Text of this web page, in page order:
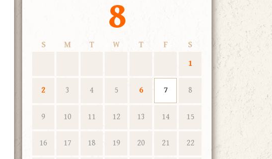
8
S M T W T F
S
1
2 3 4 5 6 7 8
9 10 11 12 13 14 15
16 17 18 19 20 21 22